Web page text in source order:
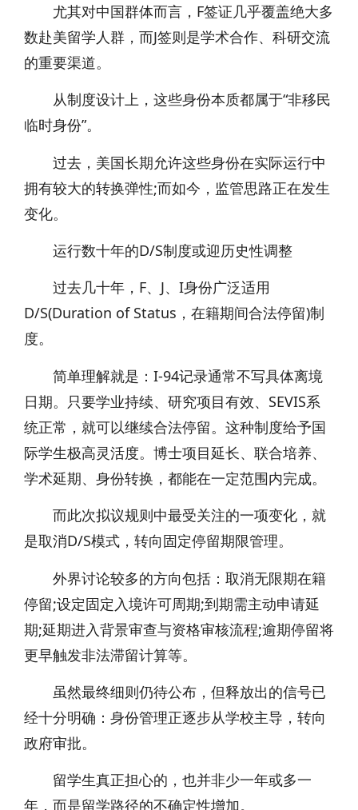
尤其对中国群体而言，F签证几乎覆盖绝大多
数赴美留学人群，而J签则是学术合作、科研交流
的重要渠道。
从制度设计上，这些身份本质都属于“非移民
临时身份”。
过去，美国长期允许这些身份在实际运行中
拥有较大的转换弹性;而如今，监管思路正在发生
变化。
运行数十年的D/S制度或迎历史性调整
过去几十年，F、J、I身份广泛适用
D/S(Duration of Status，在籍期间合法停留)制
度。
简单理解就是：I-94记录通常不写具体离境
日期。只要学业持续、研究项目有效、SEVIS系
统正常，就可以继续合法停留。这种制度给予国
际学生极高灵活度。博士项目延长、联合培养、
学术延期、身份转换，都能在一定范围内完成。
而此次拟议规则中最受关注的一项变化，就
是取消D/S模式，转向固定停留期限管理。
外界讨论较多的方向包括：取消无限期在籍
停留;设定固定入境许可周期;到期需主动申请延
期;延期进入背景审查与资格审核流程;逾期停留将
更早触发非法滞留计算等。
虽然最终细则仍待公布，但释放出的信号已
经十分明确：身份管理正逐步从学校主导，转向
政府审批。
留学生真正担心的，也并非少一年或多一
年，而是留学路径的不确定性增加。